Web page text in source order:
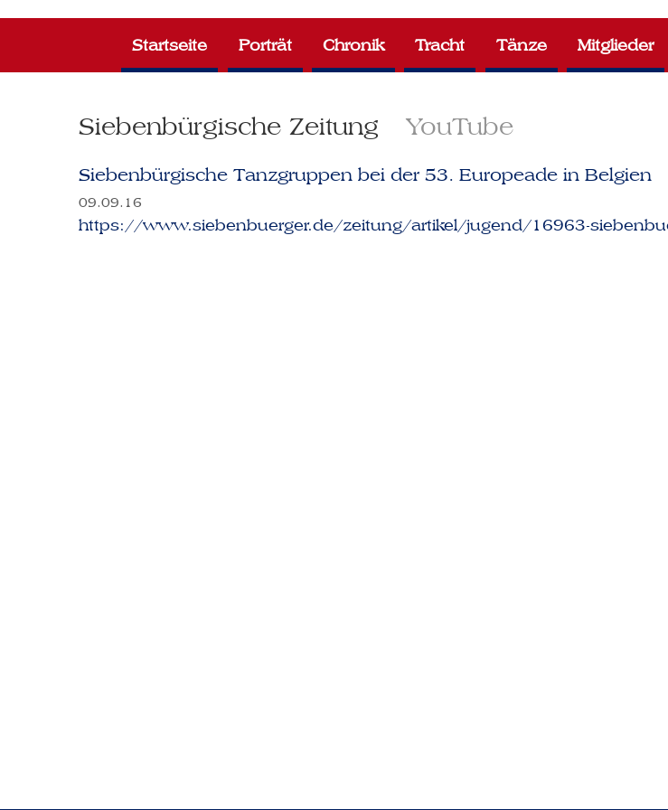
Siebenbürgische Zeitung YouTube
Startseite Porträt Chronik Tracht Tänze Mitglieder
Siebenbürgische Tanzgruppen bei der 53. Europeade in Belgien
09.09.16
https://www.siebenbuerger.de/zeitung/artikel/jugend/16963-